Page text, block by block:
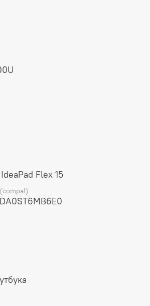
Lenovo
Lenovo, что гарантирует ее
и совместимость с вашим
составляет всего 300 грамм,
и удобной для транспортировки и
плату для ноутбука Lenovo Flex15
4200U 2G (90004418), вы
деталь от известного бренда
стабильную работу вашего
Flex 15